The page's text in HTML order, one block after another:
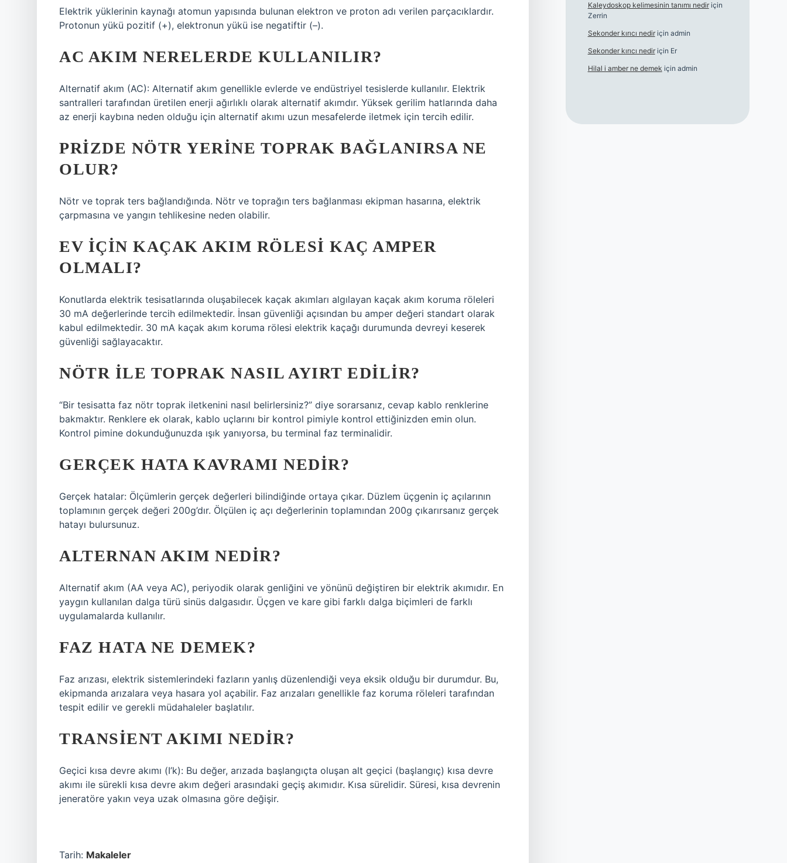
Elektrik yüklerinin kaynağı atomun yapısında bulunan elektron ve proton adı verilen parçacıklardır.
Protonun yükü pozitif (+), elektronun yükü ise negatiftir (–).
AC AKIM NERELERDE KULLANILIR?
Alternatif akım (AC): Alternatif akım genellikle evlerde ve endüstriyel tesislerde kullanılır. Elektrik
santralleri tarafından üretilen enerji ağırlıklı olarak alternatif akımdır. Yüksek gerilim hatlarında daha
az enerji kaybına neden olduğu için alternatif akımı uzun mesafelerde iletmek için tercih edilir.
PRIZDE NÖTR YERINE TOPRAK BAĞLANIRSA NE
OLUR?
Nötr ve toprak ters bağlandığında. Nötr ve toprağın ters bağlanması ekipman hasarına, elektrik
çarpmasına ve yangın tehlikesine neden olabilir.
EV IÇIN KAÇAK AKIM RÖLESI KAÇ AMPER
OLMALI?
Konutlarda elektrik tesisatlarında oluşabilecek kaçak akımları algılayan kaçak akım koruma röleleri
30 mA değerlerinde tercih edilmektedir. İnsan güvenliği açısından bu amper değeri standart olarak
kabul edilmektedir. 30 mA kaçak akım koruma rölesi elektrik kaçağı durumunda devreyi keserek
güvenliği sağlayacaktır.
NÖTR ILE TOPRAK NASIL AYIRT EDILIR?
“Bir tesisatta faz nötr toprak iletkenini nasıl belirlersiniz?” diye sorarsanız, cevap kablo renklerine
bakmaktır. Renklere ek olarak, kablo uçlarını bir kontrol pimiyle kontrol ettiğinizden emin olun.
Kontrol pimine dokunduğunuzda ışık yanıyorsa, bu terminal faz terminalidir.
GERÇEK HATA KAVRAMI NEDIR?
Gerçek hatalar: Ölçümlerin gerçek değerleri bilindiğinde ortaya çıkar. Düzlem üçgenin iç açılarının
toplamının gerçek değeri 200g’dır. Ölçülen iç açı değerlerinin toplamından 200g çıkarırsanız gerçek
hatayı bulursunuz.
ALTERNAN AKIM NEDIR?
Alternatif akım (AA veya AC), periyodik olarak genliğini ve yönünü değiştiren bir elektrik akımıdır. En
yaygın kullanılan dalga türü sinüs dalgasıdır. Üçgen ve kare gibi farklı dalga biçimleri de farklı
uygulamalarda kullanılır.
FAZ HATA NE DEMEK?
Faz arızası, elektrik sistemlerindeki fazların yanlış düzenlendiği veya eksik olduğu bir durumdur. Bu,
ekipmanda arızalara veya hasara yol açabilir. Faz arızaları genellikle faz koruma röleleri tarafından
tespit edilir ve gerekli müdahaleler başlatılır.
TRANSIENT AKIMI NEDIR?
Geçici kısa devre akımı (I’k): Bu değer, arızada başlangıçta oluşan alt geçici (başlangıç) kısa devre
akımı ile sürekli kısa devre akım değeri arasındaki geçiş akımıdır. Kısa sürelidir. Süresi, kısa devrenin
jeneratöre yakın veya uzak olmasına göre değişir.
Tarih: Makaleler
Kaleydoskop kelimesinin tanımı nediriçin
Zerrin
Sekonder kırıcı nediriçin admin
Sekonder kırıcı nediriçin Er
Hilal i amber ne demek için admin